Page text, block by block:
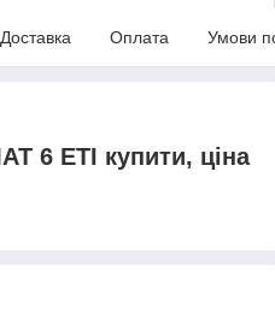
Доставка Оплата Умови
6 ETI купити, ціна